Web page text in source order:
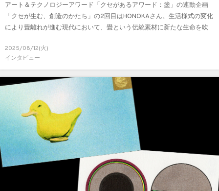
アート＆テクノロジーアワード「クセがあるアワード：塗」の連動企画
「クセが生む、創造のかたち」の2回目はHONOKAさん。生活様式の変化
により畳離れが進む現代において、畳という伝統素材に新たな生命を吹
ています。今回は、伝統と革新を融合させた創作哲学などのお話を伺い
ました。
2025/08/12(火)
インタビュー